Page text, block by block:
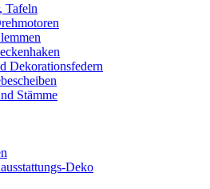
Tafeln
Dekorationsfedern
Stämme
Deko